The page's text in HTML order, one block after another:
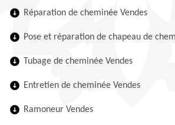
Réparation de cheminée Vendes
Pose et réparation de chapeau de
Tubage de cheminée Vendes
Entretien de cheminée Vendes
Ramoneur Vendes